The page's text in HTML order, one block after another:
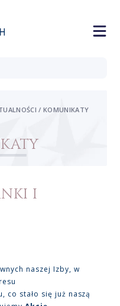
/ KOMUNIKATY
I
naszej Izby, w
co stało się już naszą